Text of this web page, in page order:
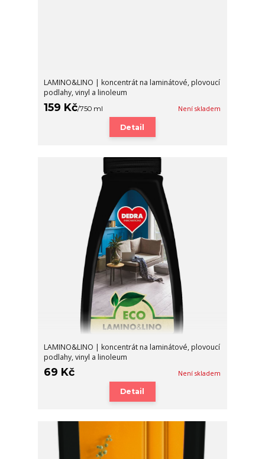
LAMINO&LINO | koncentrát na laminátové, plovoucí
podlahy, vinyl a linoleum
159 Kč/750 ml Není skladem
Detail
LAMINO&LINO | koncentrát na laminátové, plovoucí
podlahy, vinyl a linoleum
69 Kč Není skladem
Detail